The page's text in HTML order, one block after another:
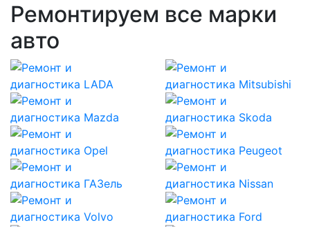
Ремонтируем все марки
авто